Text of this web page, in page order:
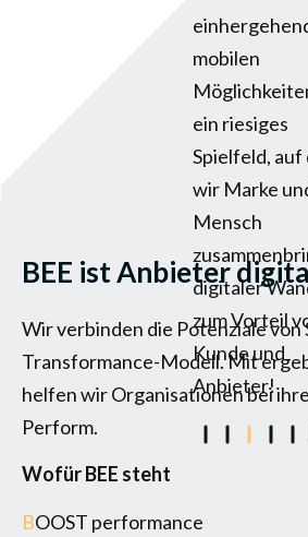
mobilen
ein riesiges
Spielfeld, auf
wir Marke
Mensch
digitaler
zum Vorteil
Kunde und
Anbieter!
BEE ist Anbieter
Wir verbinden die Potenziale
Transformance-Modell. Mit
helfen wir Organisationen bei
Perform.
Wofür BEE steht
BOOST performance